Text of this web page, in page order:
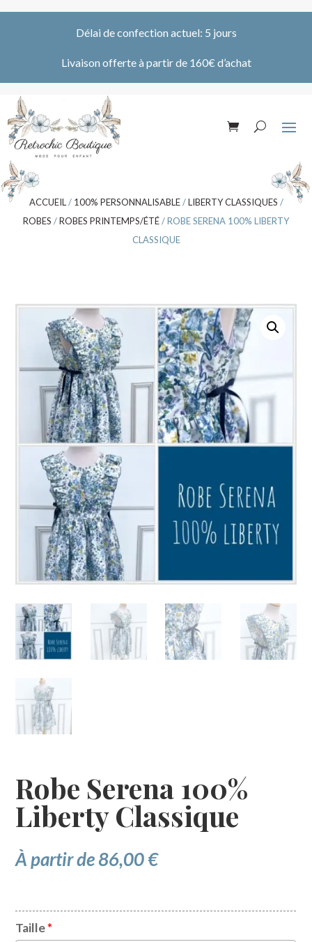
Délai de confection actuel: 5 jours
Livaison offerte à partir de 160€ d’achat
ACCUEIL / 100% PERSONNALISABLE/LIBERTY CLASSIQUES /
ROBES /ROBES PRINTEMPS/ÉTÉ/ ROBE SERENA 100% LIBERTY
CLASSIQUE
Robe Serena 100%
Liberty Classique
À partir de86,00€
Taille*